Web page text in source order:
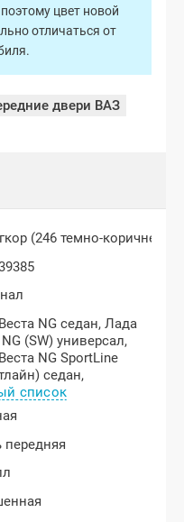
цвет новой
отличаться от
двери ВАЗ
(246 темно-
NG седан,Лада
(SW) универсал,
NG SportLine
седан,
список
передняя